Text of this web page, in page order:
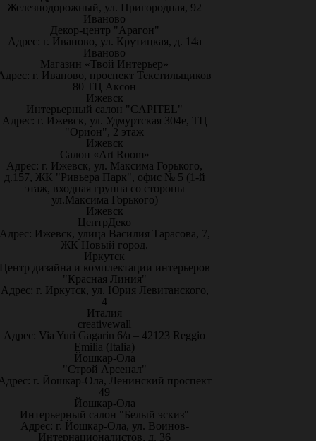
Железнодорожный, ул. Пригородная, 92
Иваново
Декор-центр "Арагон"
Адрес: г. Иваново, ул. Крутицкая, д. 14а
Иваново
Магазин «Твой Интерьер»
г. Иваново, проспект Текстильщиков
80 ТЦ Аксон
Ижевск
Интерьерный салон "CAPITEL"
Адрес: г. Ижевск, ул. Удмуртская 304е, ТЦ
"Орион", 2 этаж
Ижевск
Салон «Art Room»
Адрес: г. Ижевск, ул. Максима Горького,
д.157, ЖК "Ривьера Парк", офис № 5 (1-й
этаж, входная группа со стороны
ул.Максима Горького)
Ижевск
ЦентрДеко
Ижевск, улица Василия Тарасова, 7,
ЖК Новый город.
Иркутск
дизайна и комплектации интерьеров
"Красная Линия"
Адрес: г. Иркутск, ул. Юрия Левитанского,
4
Италия
creativewall
Адрес: Via Yuri Gagarin 6/a – 42123 Reggio
Emilia (Italia)
Йошкар-Ола
"Строй Арсенал"
г. Йошкар-Ола, Ленинский проспект
49
Йошкар-Ола
Интерьерный салон "Белый эскиз"
Адрес: г. Йошкар-Ола, ул. Воинов-
Интернационалистов, д. 36